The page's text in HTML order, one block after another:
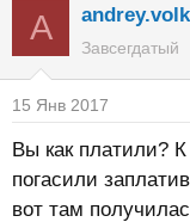
A andrey.volk
Завсегдатый
15 Янв 2017
Вы как платили?
погасили
вот там